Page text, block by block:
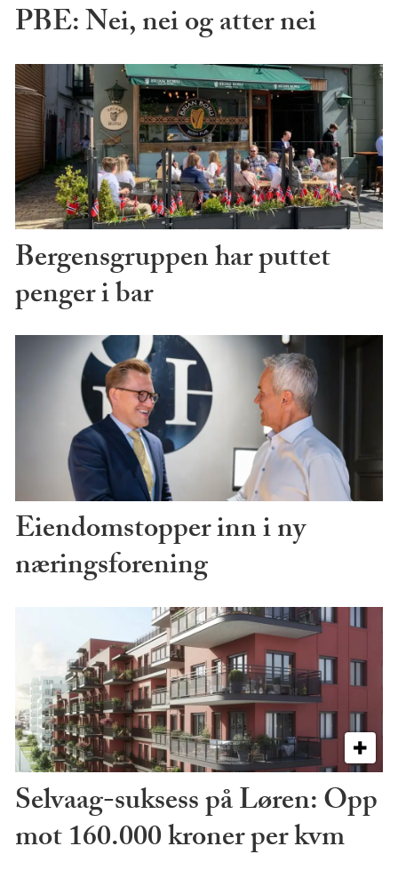
PBE: Nei, nei og atter nei
Bergensgruppen har puttet
penger i bar
Eiendomstopper inn i ny
næringsforening
Selvaag-suksess på Løren: Opp
mot 160.000 kroner per kvm